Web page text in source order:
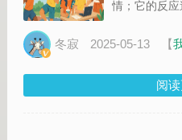
情；它的反应
很好
冬寂 2025-05-13 【
阅